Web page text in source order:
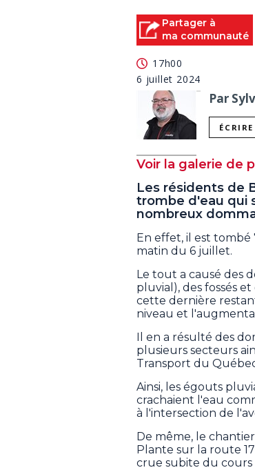
Partager à
ma communauté
17h00
6 juillet 2024
Par
Voir la galerie de
Les résidents de
trombe d'eau qui
nombreux
En effet, il est
matin du 6 juillet.
Le tout a causé des
pluvial), des fossés
cette dernière
niveau et
Il en a résulté des
plusieurs secteurs
Transport du
Ainsi, les égouts
crachaient l'eau
à l'intersection de
De même, le
Plante sur la route
crue subite du cours